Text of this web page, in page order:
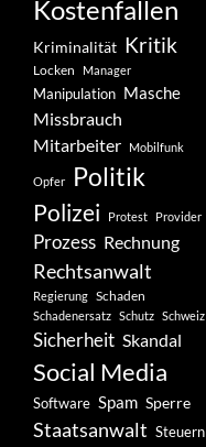
Kostenfallen
Kriminalität Kritik
Locken Manager
Manipulation Masche
Missbrauch
Mitarbeiter
Mobilfunk
Opfer Politik
Polizei Protest Provider
Prozess Rechnung
Rechtsanwalt
Regierung Schaden
Schadenersatz Schutz Schweiz
Sicherheit Skandal
Social Media
Software Spam Sperre
Staatsanwalt Steuern